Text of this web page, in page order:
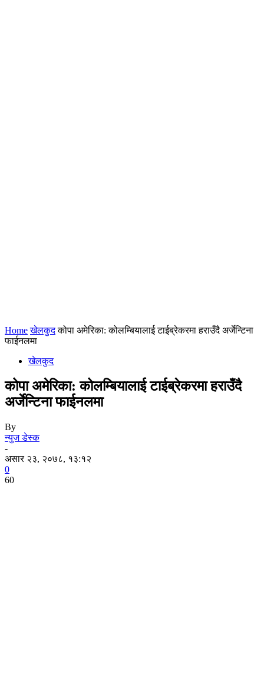
Home खेलकुद कोपा अमेरिका: कोलम्बियालाई टाईब्रेकरमा हराउँदै अर्जेन्टिना
फाईनलमा
खेलकुद
कोपा अमेरिका: कोलम्बियालाई टाईब्रेकरमा हराउँदै
अर्जेन्टिना फाईनलमा
By
न्युज डेस्क
-
असार २३, २०७८, १३:१२
0
60